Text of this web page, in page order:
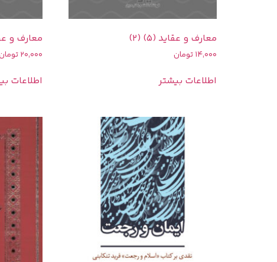
معارف و عقاید (5) (2)
14,000تومان
اطلاعات بیشتر
معارف و
20,000
اطلاعات